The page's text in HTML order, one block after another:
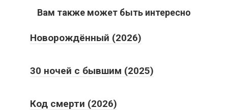
Вам также может быть интересно
Новорождённый (2026)
30 ночей с бывшим (2025)
Код смерти (2026)